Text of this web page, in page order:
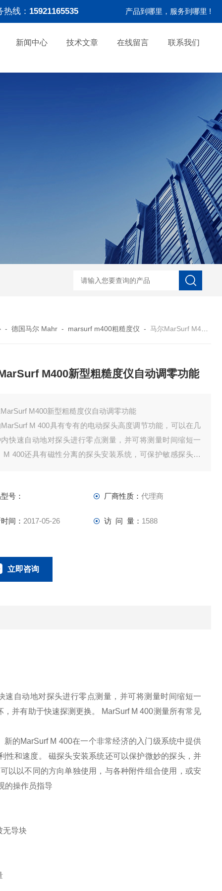
热线： 15921165535 产品到哪里，服务到哪里 !
新闻中心 技术文章 在线留言 联系我们
菲希尔新款涂层测厚
-德国马尔 Mahr - marsurf m400粗糙度仪 - 马尔MarSurf M400新型粗糙度仪自动调零功能
M400新型粗糙度仪自动调零功能
M400新型粗糙度仪自动调零功能
M 400具有专有的电动探头高度调节功能，可以在几
快速自动地对探头进行零点测量，并可将测量时间缩短一
M 400还具有磁性分离的探头安装系统，可保护敏感探头免
连接。
号： 厂商性质： 代理商
间： 2017-05-26 访 问 量： 1588
立即咨询
自动地对探头进行零点测量，并可将测量时间缩短一
并有助于快速探测更换。 MarSurf M 400测量所有常见
的MarSurf M 400在一个非常经济的入门级系统中提供
性和速度。 磁探头安装系统还可以保护微妙的探头，并
以以不同的方向单独使用，与各种附件组合使用，或安
的操作员指导
无导块